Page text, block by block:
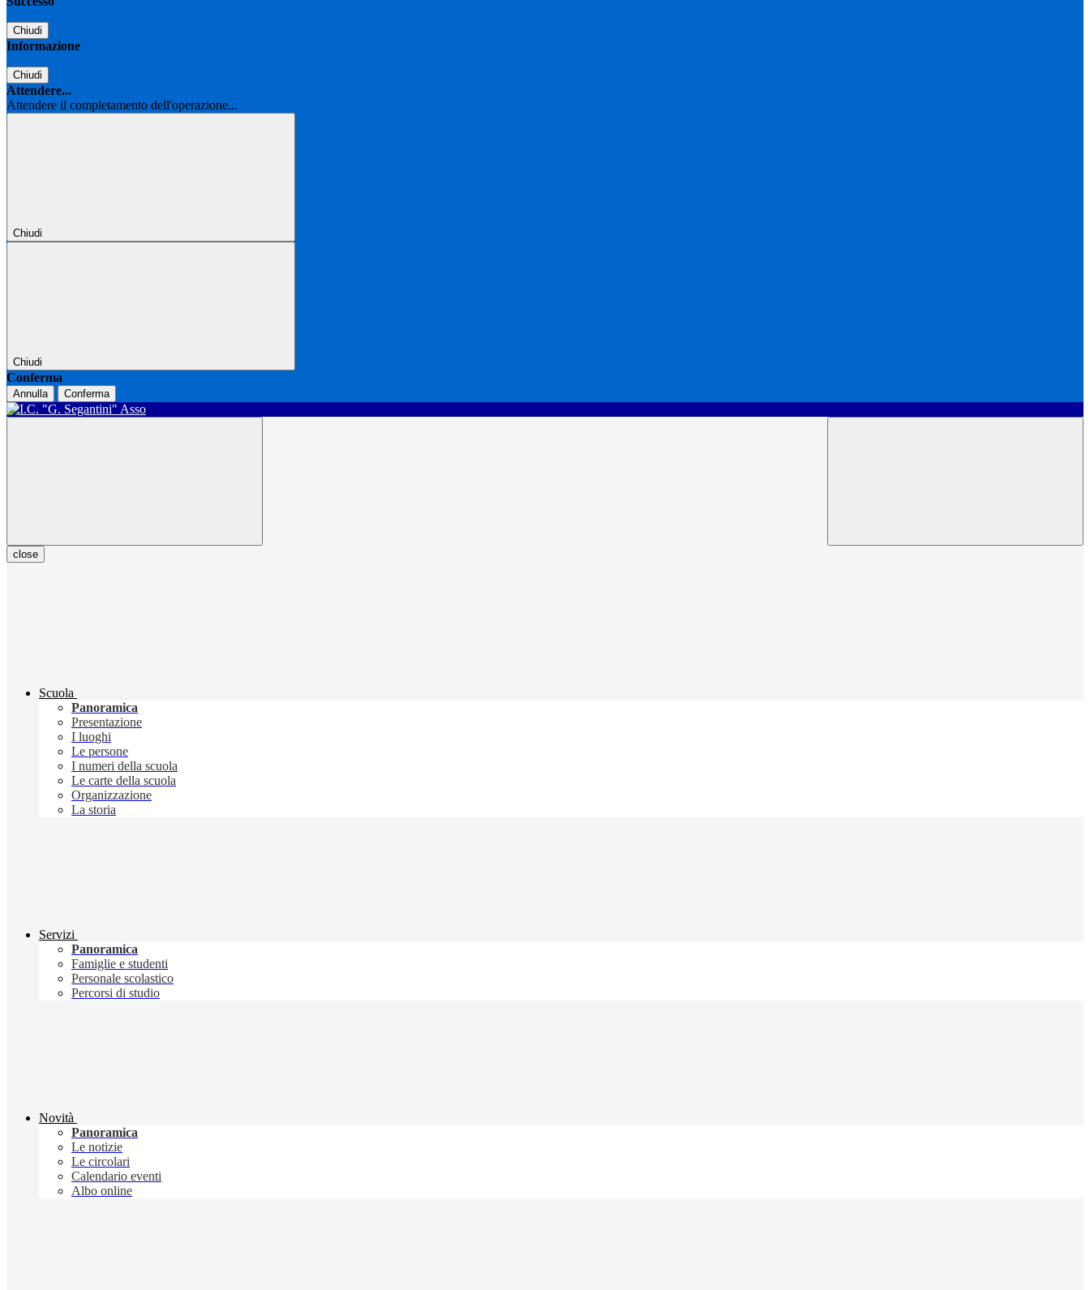
Chiudi
Informazione
Chiudi
Attendere...
Attendere il completamento dell'operazione...
Chiudi
Chiudi
Conferma
Annulla Conferma
close
Scuola
Panoramica
Presentazione
I luoghi
Le persone
I numeri della scuola
Le carte della scuola
Organizzazione
La storia
Servizi
Panoramica
Famiglie e studenti
Personale scolastico
Percorsi di studio
Novità
Panoramica
Le notizie
Le circolari
Calendario eventi
Albo online